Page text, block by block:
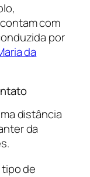
com
por
da
distância
da
de